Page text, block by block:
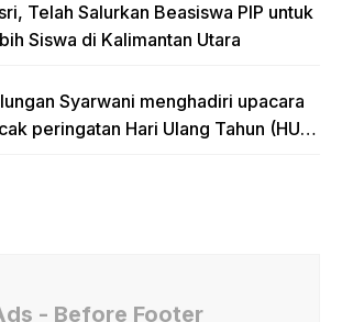
Telah Salurkan Beasiswa PIP untuk
Siswa di Kalimantan Utara
Syarwani menghadiri upacara
peringatan Hari Ulang Tahun (HUT)
- Before Footer